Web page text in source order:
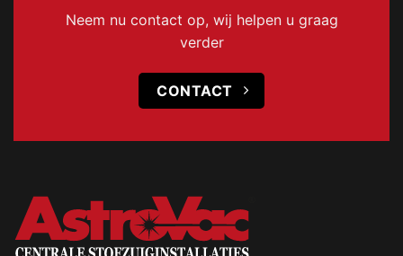
Neem nu contact op, wij helpen u graag
verder
CONTACT